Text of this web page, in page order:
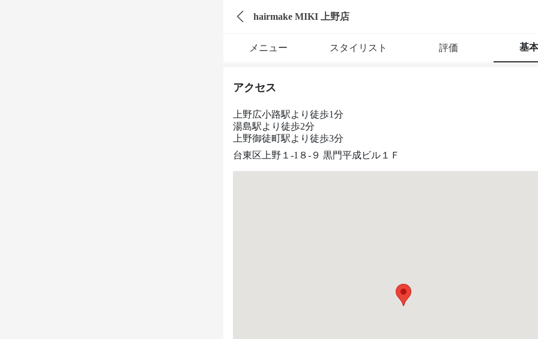
hairmake MIKI 上野店
メニュー スタイリスト 評価 基
アクセス
上野広小路駅より徒歩1分
湯島駅より徒歩2分
上野御徒町駅より徒歩3分
台東区上野１‐1８‐９ 黒門平成ビル１Ｆ